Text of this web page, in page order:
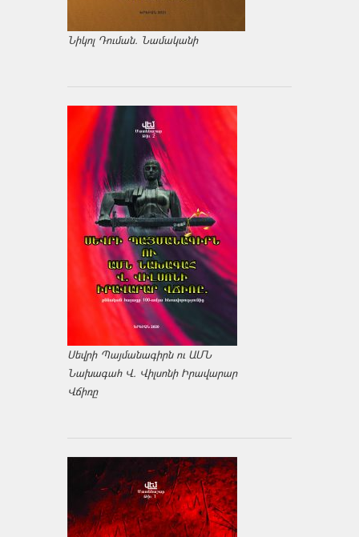
Նիկոլ Դուման. Նամականի
Սեվրի Պայմանագիրն ու ԱՄՆ
Նախագահ Վ. Վիլսոնի Իրավարար
Վճիռը